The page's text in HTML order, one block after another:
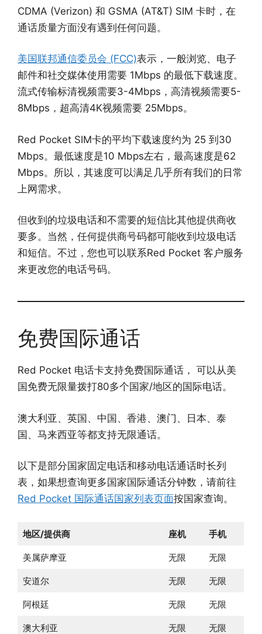
CDMA (Verizon) 和 GSMA (AT&T) SIM 卡时，在
通话质量方面没有遇到任何问题。
美国联邦通信委员会 (FCC)表示，一般浏览、电子
邮件和社交媒体使用需要 1Mbps 的最低下载速度。
流式传输标清视频需要3-4Mbps，高清视频需要5-
8Mbps，超高清4K视频需要 25Mbps。
Red Pocket SIM卡的平均下载速度约为 25 到30
Mbps。最低速度是10 Mbps左右，最高速度是62
Mbps。所以，其速度可以满足几乎所有我们的日常
上网需求。
但收到的垃圾电话和不需要的短信比其他提供商收
要多。当然，任何提供商号码都可能收到垃圾电话
和短信。不过，您也可以联系Red Pocket 客户服务
来更改您的电话号码。
免费国际通话
Red Pocket 电话卡支持免费国际通话， 可以从美
国免费无限量拨打80多个国家/地区的国际电话。
澳大利亚、英国、中国、香港、澳门、日本、泰
国、马来西亚等都支持无限通话。
以下是部分国家固定电话和移动电话通话时长列
表，如果想查询更多国家国际通话分钟数，请前往
Red Pocket 国际通话国家列表页面按国家查询。
地区/提供商 座机 手机
美属萨摩亚 无限 无限
安道尔 无限 无限
阿根廷 无限 无限
澳大利亚 无限 无限